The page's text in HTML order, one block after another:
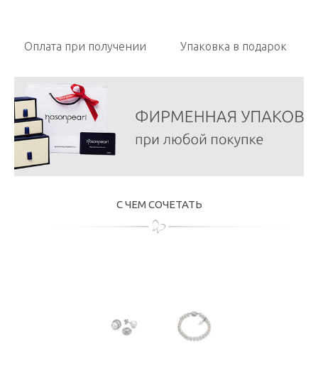
Оплата при получении Упаковка в подарок
С ЧЕМ СОЧЕТАТЬ